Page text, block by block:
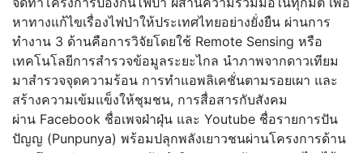
หาทางแก้ไขเรื่องไฟป่าให้ประเทศไทยอย่างยั่งยืน ผ่านการ
ทำงาน 3 ด้านคือการวิจัยโดยใช้ Remote Sensing หรือ
เทคโนโลยีการสำรวจข้อมูลระยะไกล นำภาพจากดาวเทียม
มาสำรวจจุดความร้อน การทำแอพลิเคชั่นตามรอยเผา และ
สร้างความเข้มแข็งให้ชุมชน, การสื่อสารกับสังคม
ผ่าน Facebook ชื่อเพจฝ่าฝุ่น และ Youtube ชื่อรายการปัน
ปัญญ (Punpunya) พร้อมปลุกพลังเยาวชนผ่านโครงการด้าน